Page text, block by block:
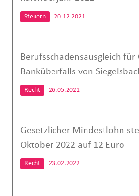
Steuern 20.12.2021
Berufsschadensausgleich für
Banküberfalls von
Recht 26.05.2021
Gesetzlicher Mindestlohn
Oktober 2022 auf 12 Euro
Recht 23.02.2022